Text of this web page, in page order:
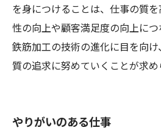
を身につけることは、仕事の質
性の向上や顧客満足度の向上につ
鉄筋加工の技術の進化に目を向
質の追求に努めていくことが求め
やりがいのある仕事